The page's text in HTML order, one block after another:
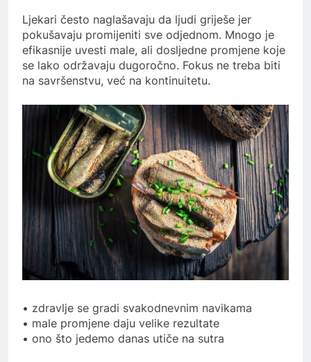
Ljekari često naglašavaju da ljudi griješe jer
pokušavaju promijeniti sve odjednom. Mnogo je
efikasnije uvesti male, ali dosljedne promjene koje
se lako održavaju dugoročno. Fokus ne treba biti
na savršenstvu, već na kontinuitetu.
• zdravlje se gradi svakodnevnim navikama
• male promjene daju velike rezultate
• ono što jedemo danas utiče na sutra